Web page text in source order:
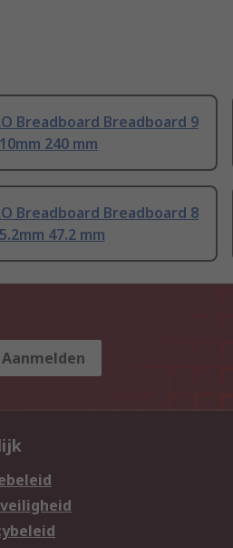
Breadboard Breadboard 9
240 mm
Breadboard Breadboard 8
47.2 mm
Aanmelden